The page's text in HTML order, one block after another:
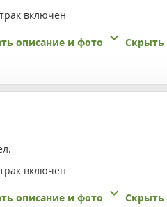
включен
описание и фото Скрыть
включен
описание и фото Скрыть